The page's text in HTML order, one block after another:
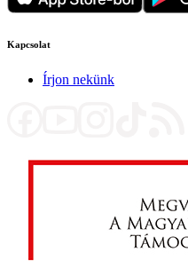
Kapcsolat
Írjon nekünk